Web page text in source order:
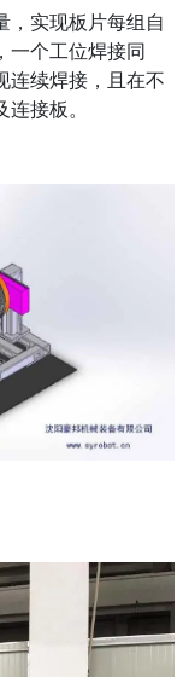
，实现板片每组自
一个工位焊接同
连续焊接，且在不
接板。